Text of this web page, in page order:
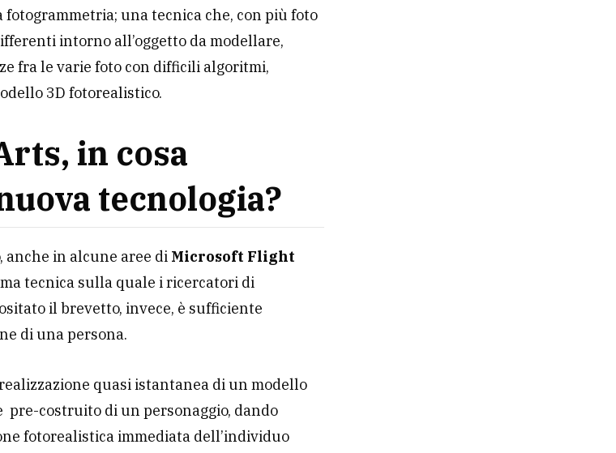
fotogrammetria; una tecnica che, con più foto
intorno all’oggetto da modellare,
fra le varie foto con difficili algoritmi,
3D fotorealistico.
in cosa
tecnologia?
anche in alcune aree di Microsoft Flight
tecnica sulla quale i ricercatori di
il brevetto, invece, è sufficiente
di una persona.
quasi istantanea di un modello
pre-costruito di un personaggio, dando
fotorealistica immediata dell’individuo